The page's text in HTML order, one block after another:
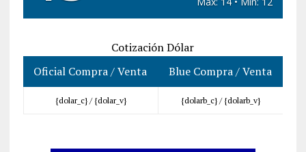
Cotización Dólar
Oficial Compra / Venta
Blue Compra / Venta
{dolar_c} / {dolar_v} {dolarb_c} / {dolarb_v}